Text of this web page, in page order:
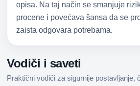
opisa. Na taj način se smanjuje
procene i povećava šansa da se
zaista odgovara potrebama.
Vodiči i saveti
Praktični vodiči za sigurnije postavljanje,